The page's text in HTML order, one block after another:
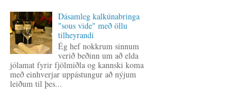
Dásamleg kalkúnabringa
"sous vide" með öllu
tilheyrandi
Ég hef nokkrum sinnum
verið beðinn um að elda
jólamat fyrir fjölmiðla og kannski koma
með einhverjar uppástungur að nýjum
leiðum til þes...